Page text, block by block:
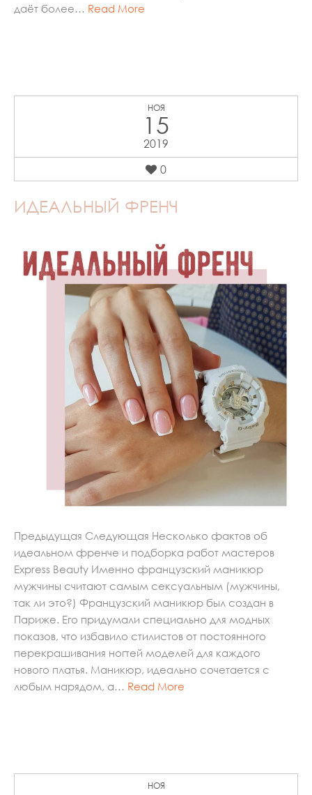
даёт более… Read More
НОЯ
15
2019
0
ИДЕАЛЬНЫЙ ФРЕНЧ
Предыдущая Следующая Несколько фактов об
идеальном френче и подборка работ мастеров
Express Beauty Именно французский маникюр
мужчины считают самым сексуальным (мужчины,
так ли это?) Французский маникюр был создан в
Париже. Его придумали специально для модных
показов, что избавило стилистов от постоянного
перекрашивания ногтей моделей для каждого
нового платья. Маникюр, идеально сочетается с
любым нарядом, а… Read More
НОЯ